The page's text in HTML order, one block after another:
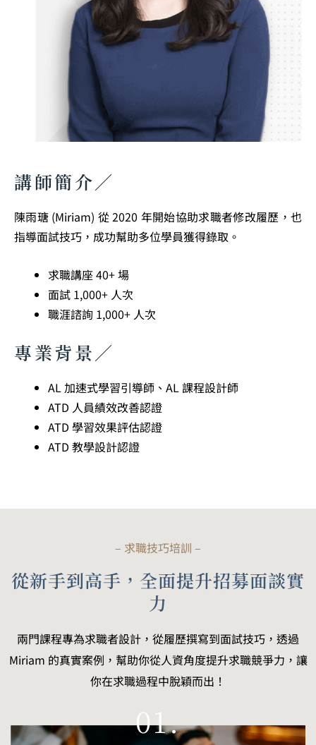
講師簡介／
陳雨瑭 (Miriam) 從 2020 年開始協助求職者修改履歷，也
指導面試技巧，成功幫助多位學員獲得錄取 。
求職講座 40+ 場
面試 1,000+ 人次
職涯諮詢 1,000+ 人次
專業背景／
AL 加速式學習引導師、AL 課程設計師
ATD 人員績效改善認證
ATD 學習效果評估認證
ATD 教學設計認證
– 求職技巧培訓 –
從新手到高手，全面提升招募面談實
力
兩門課程專為求職者設計，從履歷撰寫到面試技巧，透過
Miriam 的真實案例，幫助你從人資角度提升求職競爭力，讓
你在求職過程中脫穎而出！
01.